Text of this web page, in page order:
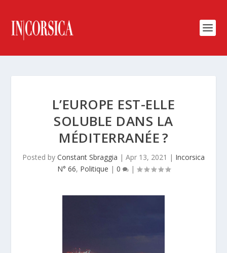
L’EUROPE EST-ELLE
SOLUBLE DANS LA
MÉDITERRANÉE ?
Posted by Constant Sbraggia | Apr 13, 2021 | Incorsica
N° 66, Politique | 0 |